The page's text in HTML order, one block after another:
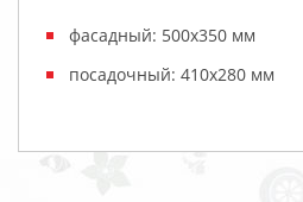
фасадный: 500х350 мм
посадочный: 410х280 мм